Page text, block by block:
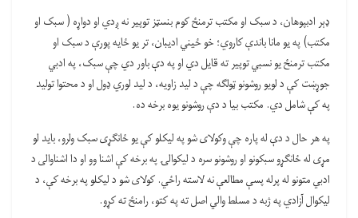
ډېر ادبپوهان، د سبک او مکتب ترمنځ کوم بنسټز توپیر نه ږدي او دواړه ( سبک او
مکتب) په یو مانا باندې کاروي؛ خو ځیني ادیبان، تر یو ځایه پورې د سبک او
مکتب ترمنځ یو نسبي توپیر ته قایل دي او په دې باور دي چې سبک، په ادبي
جوړښت کې د لویو روشونو ټولګه چې د لید زاویه، د لید لوري ډول او د محتوا تولید
په کې شامل دي. مکتب بیا د دې روشونو یوه برخه ده.
په هر حال د دې له پاره چې وکولای شو په لیکلو کې یو ځانګړی سبک ولرو، باید لو
مړی له ځانګړو سبکونو او روشونو سره د لیکوالۍ په برخه کې اشنا وو او دا اشناوالی د
ادبي متونو له پرله پسې مطالعې نه لاسته راځي. کولای شو د لیکلو په برخه کې، د
لیکوال آزادي په ژبه د مسلط والي اصل ته په کتو، رامنځ ته کړو.